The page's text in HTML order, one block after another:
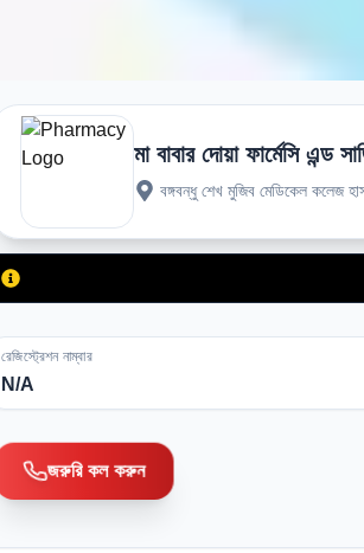
মা বাবার দোয়া ফার্মেসি এন্ড
বঙ্গবন্ধু শেখ মুজিব মেডিকেল কলেজ
রেজিস্ট্রেশন নাম্বার
N/A
জরুরি কল করুন